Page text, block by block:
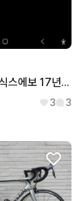
케논데일 슈퍼식스에보 17년식 105
3 3